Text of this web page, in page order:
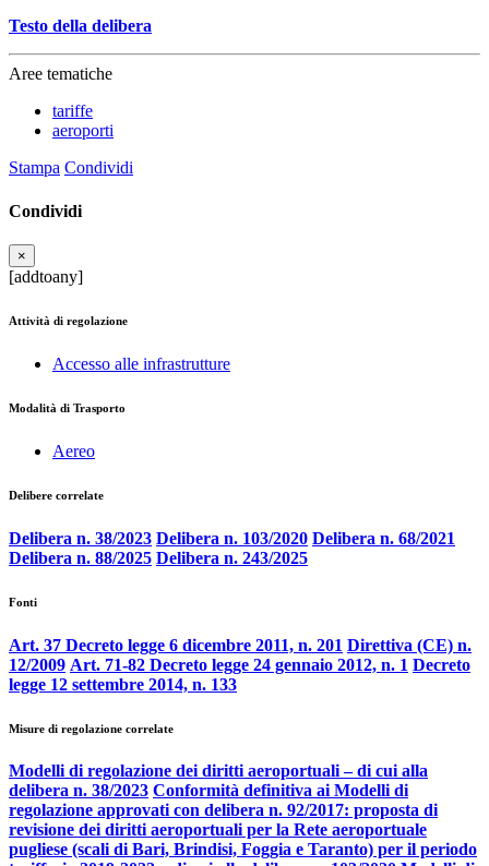
Testo della delibera
Aree tematiche
tariffe
aeroporti
Stampa Condividi
Condividi
×
[addtoany]
Attività di regolazione
Accesso alle infrastrutture
Modalità di Trasporto
Aereo
Delibere correlate
Delibera n. 38/2023 Delibera n. 103/2020 Delibera n. 68/2021
Delibera n. 88/2025 Delibera n. 243/2025
Fonti
Art. 37 Decreto legge 6 dicembre 2011, n. 201 Direttiva (CE) n.
12/2009 Art. 71-82 Decreto legge 24 gennaio 2012, n. 1 Decreto
legge 12 settembre 2014, n. 133
Misure di regolazione correlate
Modelli di regolazione dei diritti aeroportuali – di cui alla
delibera n. 38/2023 Conformità definitiva ai Modelli di
regolazione approvati con delibera n. 92/2017: proposta di
revisione dei diritti aeroportuali per la Rete aeroportuale
pugliese (scali di Bari, Brindisi, Foggia e Taranto) per il periodo